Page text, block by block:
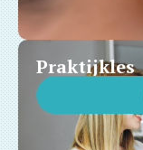
Praktijkles